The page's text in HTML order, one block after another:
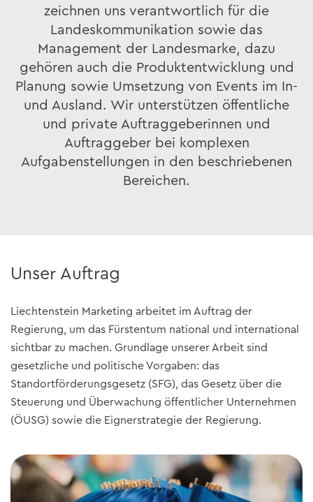
zeichnen uns verantwortlich für die
Landeskommunikation sowie das
Management der Landesmarke, dazu
gehören auch die Produktentwicklung und
Planung sowie Umsetzung von Events im In-
und Ausland. Wir unterstützen öffentliche
und private Auftraggeberinnen und
Auftraggeber bei komplexen
Aufgabenstellungen in den beschriebenen
Bereichen.
Unser Auftrag
Liechtenstein Marketing arbeitet im Auftrag der
Regierung, um das Fürstentum national und international
sichtbar zu machen. Grundlage unserer Arbeit sind
gesetzliche und politische Vorgaben: das
Standortförderungsgesetz (SFG), das Gesetz über die
Steuerung und Überwachung öffentlicher Unternehmen
(ÖUSG) sowie die Eignerstrategie der Regierung.